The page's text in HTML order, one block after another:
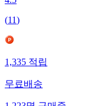
4.5
(11)
1,335적립
무료배송